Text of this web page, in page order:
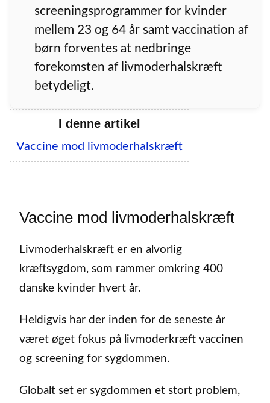
screeningsprogrammer for kvinder
mellem 23 og 64 år samt vaccination af
børn forventes at nedbringe
forekomsten af livmoderhalskræft
betydeligt.
I denne artikel
Vaccine mod livmoderhalskræft
Vaccine mod livmoderhalskræft
Livmoderhalskræft er en alvorlig
kræftsygdom, som rammer omkring 400
danske kvinder hvert år.
Heldigvis har der inden for de seneste år
været øget fokus på livmoderkræft vaccinen
og screening for sygdommen.
Globalt set er sygdommen et stort problem,